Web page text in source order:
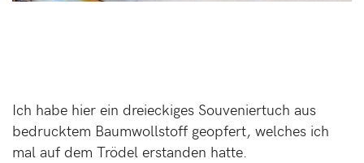
Ich habe hier ein dreieckiges Souveniertuch aus
bedrucktem Baumwollstoff geopfert, welches ich
mal auf dem Trödel erstanden hatte.